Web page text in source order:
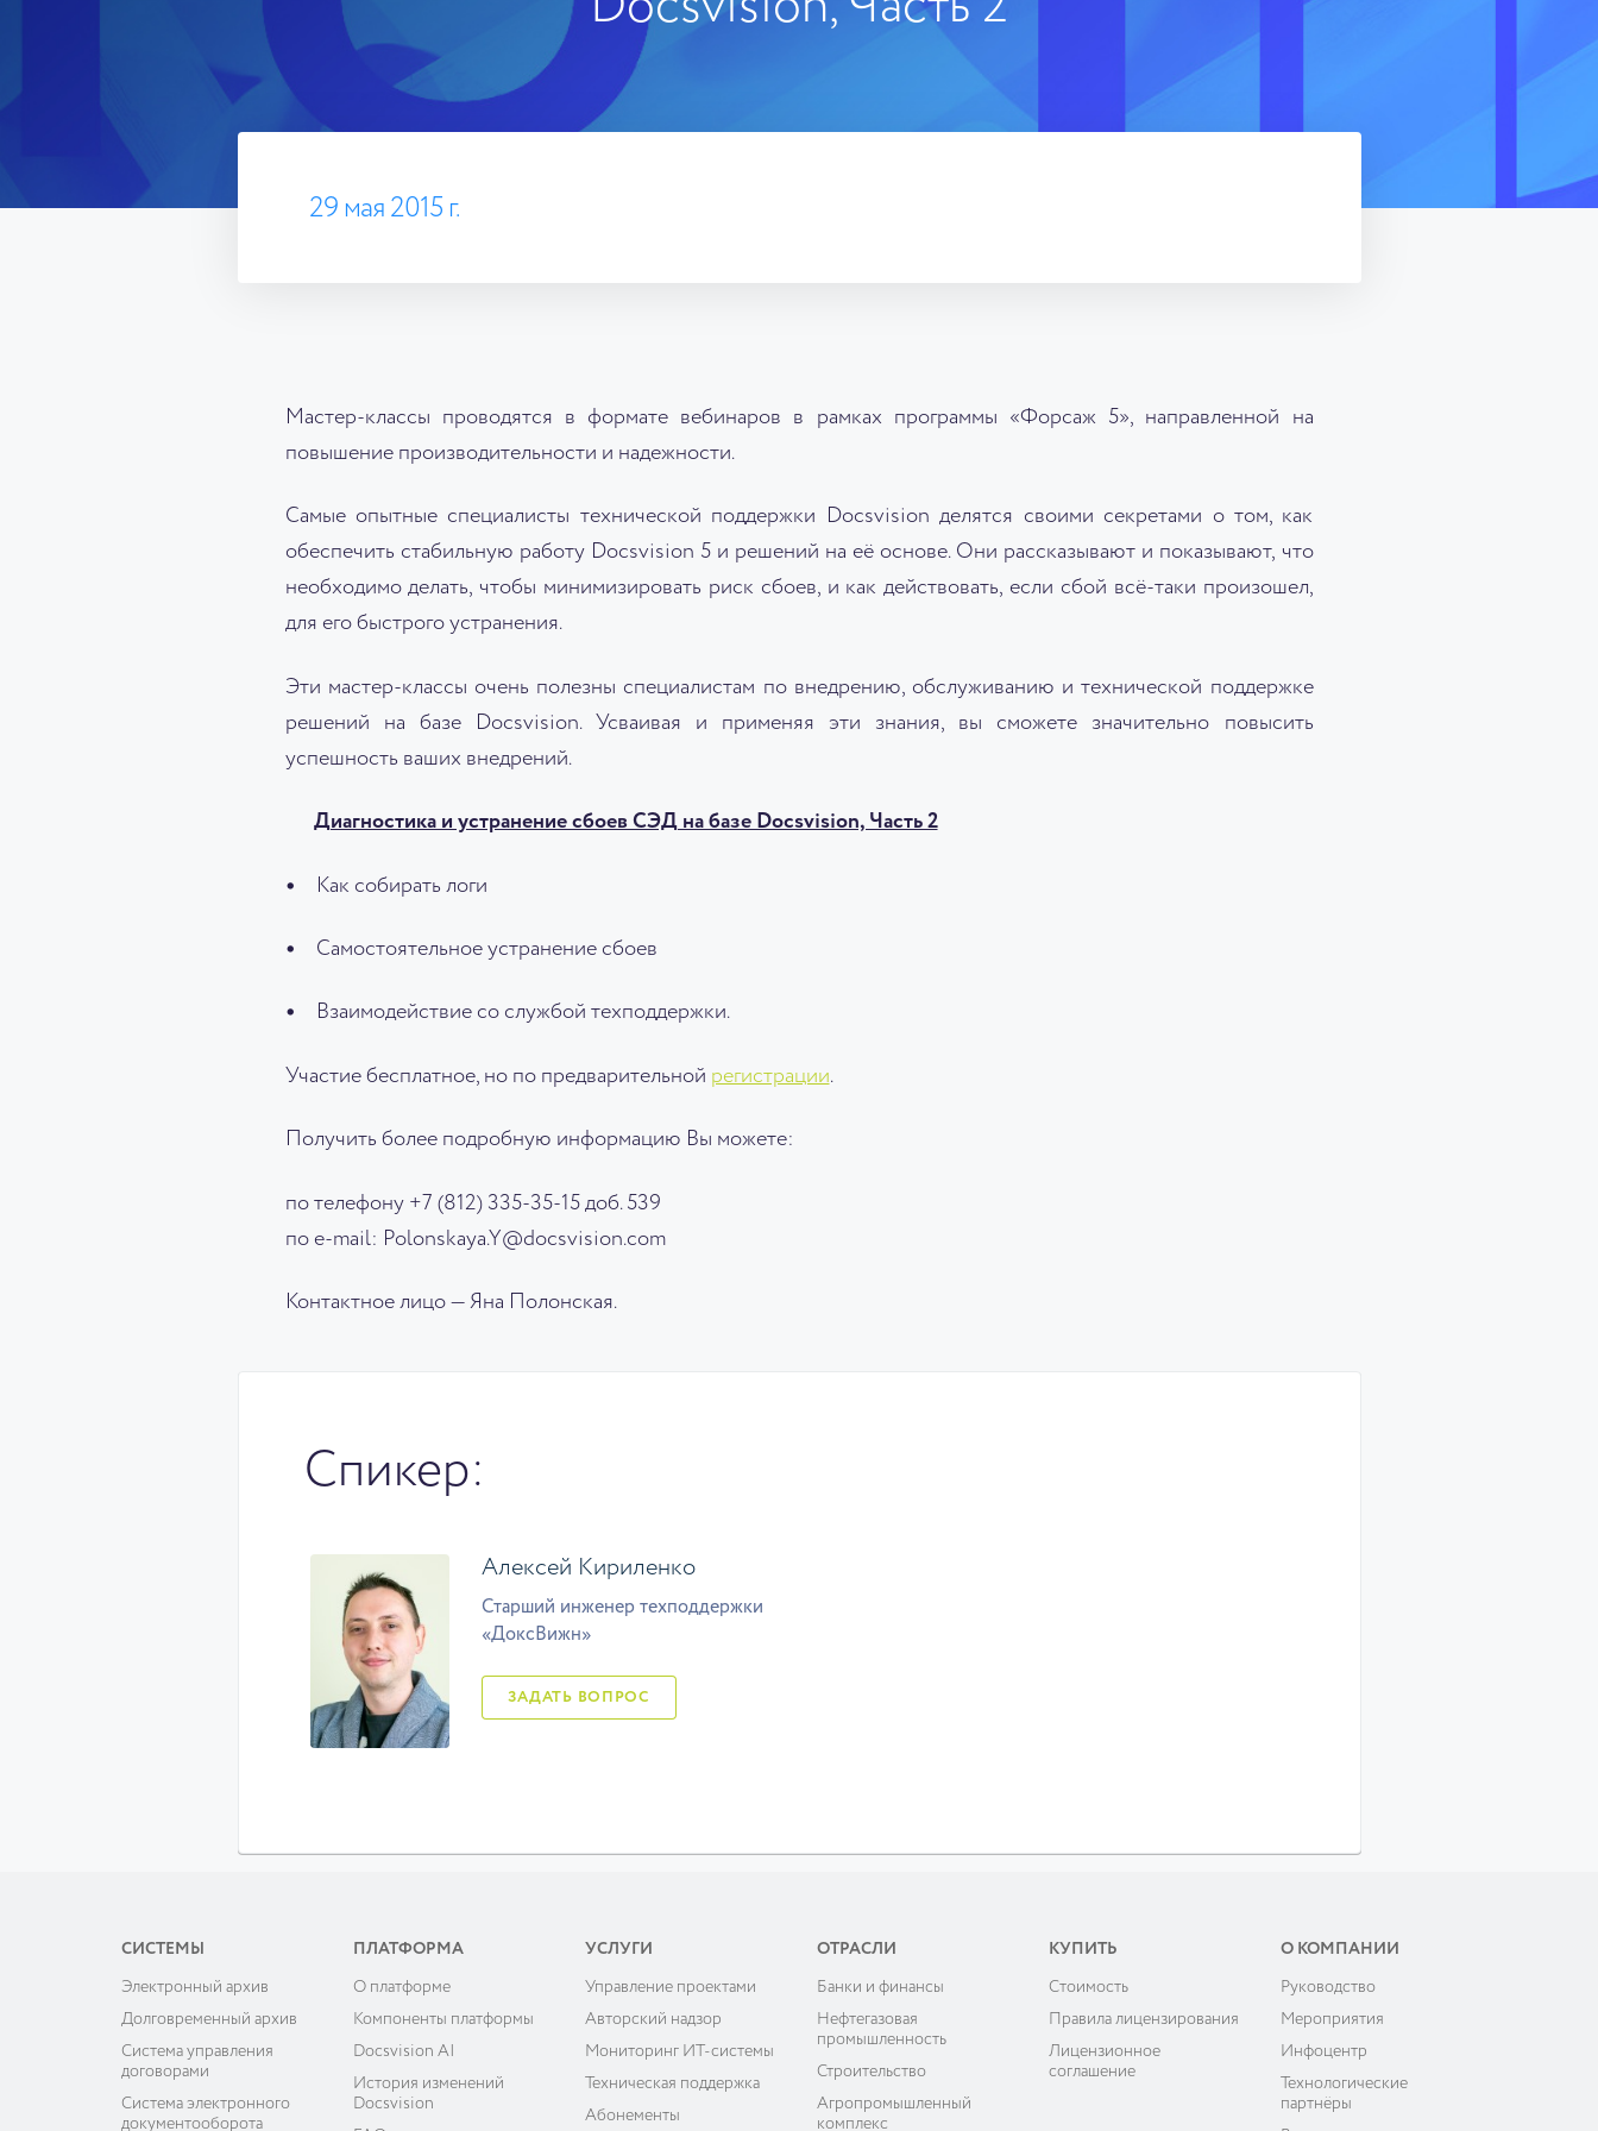
29 мая 2015 г.
Мастер-классы проводятся в формате вебинаров в рамках программы «Форсаж 5», направленной на
повышение производительности и надежности.
Самые опытные специалисты технической поддержки Docsvision делятся своими секретами о том, как
обеспечить стабильную работу Docsvision 5 и решений на её основе. Они рассказывают и показывают, что
необходимо делать, чтобы минимизировать риск сбоев, и как действовать, если сбой всё-таки произошел,
для его быстрого устранения.
Эти мастер-классы очень полезны специалистам по внедрению, обслуживанию и технической поддержке
решений на базе Docsvision. Усваивая и применяя эти знания, вы сможете значительно повысить
успешность ваших внедрений.
Диагностика и устранение сбоев СЭД на базе Docsvision, Часть 2
Как собирать логи
Самостоятельное устранение сбоев
Взаимодействие со службой техподдержки.
Участие бесплатное, но по предварительной регистрации.
Получить более подробную информацию Вы можете:
по телефону +7 (812) 335-35-15 доб. 539
по e-mail: Polonskaya.Y@docsvision.com
Контактное лицо — Яна Полонская.
Спикер:
Алексей Кириленко
Старший инженер техподдержки
«ДоксВижн»
ЗАДАТЬ ВОПРОС
СИСТЕМЫ
Электронный архив
Долговременный архив
Система управления
договорами
Система электронного
документооборота
ПЛАТФОРМА
О платформе
Компоненты платформы
Docsvision AI
История изменений
Docsvision
УСЛУГИ
Управление проектами
Авторский надзор
Мониторинг ИТ-системы
Техническая поддержка
Абонементы
ОТРАСЛИ
Банки и финансы
Нефтегазовая
промышленность
Строительство
Агропромышленный
комплекс
КУПИТЬ
Cтоимость
Правила лицензирования
Лицензионное
соглашение
О КОМПАНИИ
Руководство
Мероприятия
Инфоцентр
Технологические
партнёры